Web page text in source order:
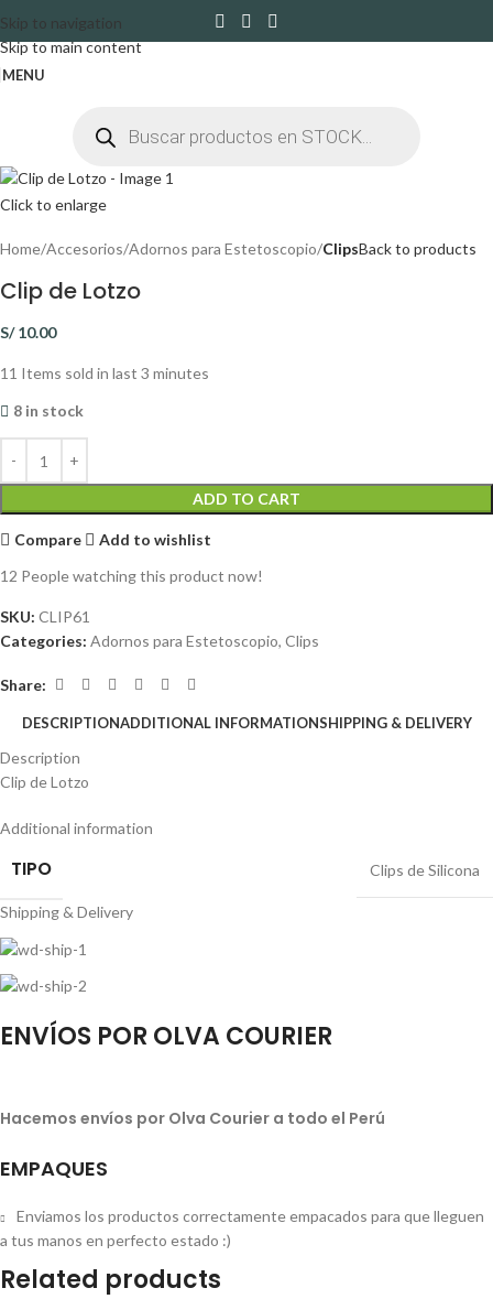
Skip to navigation
Skip to main content
MENU
Click to enlarge
Home Accesorios Adornos para Estetoscopio ClipsBack to products
Clip de Lotzo
S/10.00
11 Items sold in last 3 minutes
8 in stock
ADD TO CART
Compare
Add to wishlist
12 People watching this product now!
SKU: CLIP61
Categories: Adornos para Estetoscopio, Clips
Share:
DESCRIPTIONADDITIONAL INFORMATIONSHIPPING & DELIVERY
Description
Clip de Lotzo
Additional information
TIPO Clips de Silicona
Shipping & Delivery
ENVÍOS POR OLVA COURIER
Hacemos envíos por Olva Courier a todo el Perú
EMPAQUES
Enviamos los productos correctamente empacados para que lleguen
a tus manos en perfecto estado :)
Related products